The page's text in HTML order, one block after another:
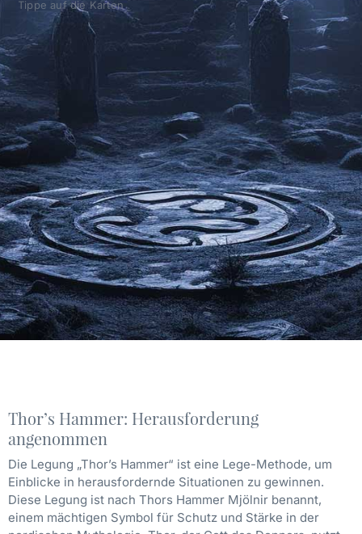
Tippe auf die Karten
Thor’s Hammer: Herausforderung
angenommen
Die Legung „Thor’s Hammer“ ist eine Lege-Methode, um
Einblicke in herausfordernde Situationen zu gewinnen.
Diese Legung ist nach Thors Hammer Mjölnir benannt,
einem mächtigen Symbol für Schutz und Stärke in der